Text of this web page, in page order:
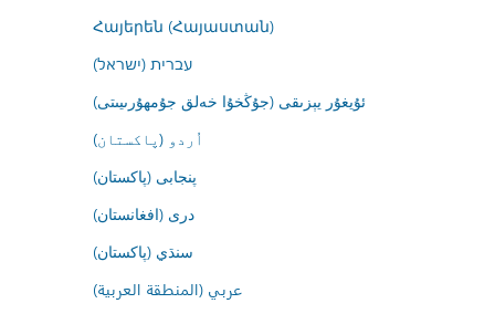
Հայերեն (Հայաստան)
עברית (ישראל)
ئۇيغۇر يېزىقى (جۇڭخۇا خەلق جۇمھۇرىيىتى)
اُردو (پاکستان)
پنجابی (پاکستان)
درى (افغانستان)
سنڌي (پاکستان)
عربي (المنطقة العربية)